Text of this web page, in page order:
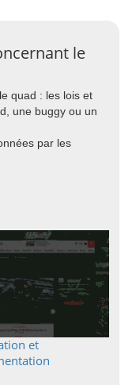
le
quad : les lois et
une buggy ou un
par les
et